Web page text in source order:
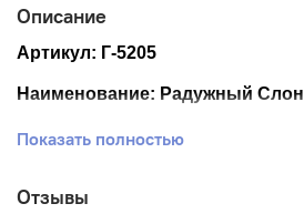
Описание
Артикул: Г-5205
Наименование: Радужный Слон
Размер ткани 40*50 см
Показать полностью
Отзывы